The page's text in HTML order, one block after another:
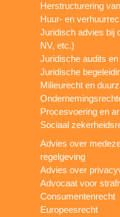
Herstructurering
Huur- en
Juridisch advies bij
NV, etc.)
Juridische audits
Juridische
Milieurecht en
Procesvoering en
Sociaal
Advies over
regelgeving
Advies over
Advocaat voor
Consumentenrecht
Europeesrecht